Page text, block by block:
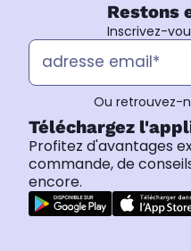
Restons
Inscrivez-
Ou retrouvez-
Téléchargez
Profitez d'avantages
commande, de
encore.